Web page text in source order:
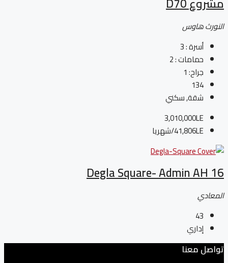
النورث هاوس
أسرة :3
حمامات :2
جراح:1
134
شقة, سكني
3,010,000LE
41,806LE/شهريا
Degla Square- Admin AH 16
المعادي
43
إداري
تواصل معنا